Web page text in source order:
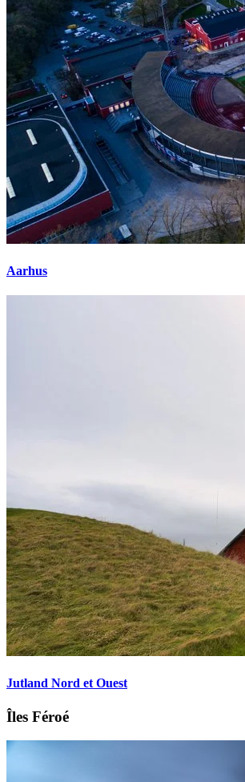
Aarhus
Jutland Nord et Ouest
Îles Féroé